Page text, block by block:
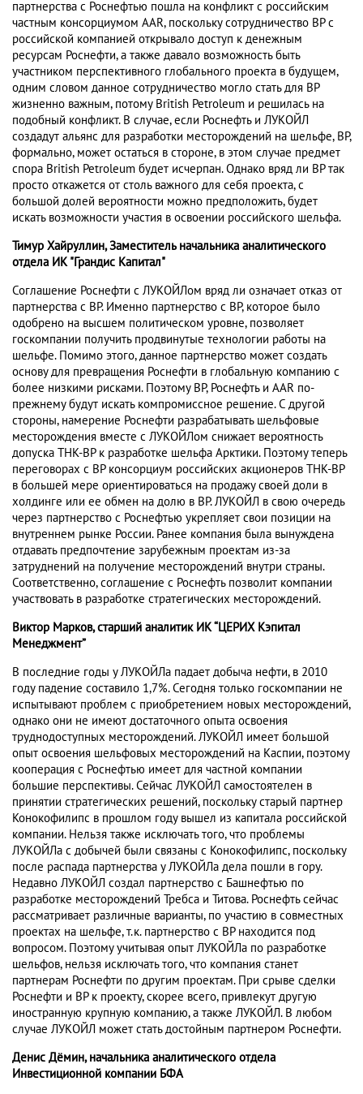
партнерства с Роснефтью пошла на конфликт с российским
частным консорциумом AAR, поскольку сотрудничество BP с
российской компанией открывало доступ к денежным
ресурсам Роснефти, а также давало возможность быть
участником перспективного глобального проекта в будущем,
одним словом данное сотрудничество могло стать для BP
жизненно важным, потому British Petroleum и решилась на
подобный конфликт. В случае, если Роснефть и ЛУКОЙЛ
создадут альянс для разработки месторождений на шельфе, BP,
формально, может остаться в стороне, в этом случае предмет
спора British Petroleum будет исчерпан. Однако вряд ли BP так
просто откажется от столь важного для себя проекта, с
большой долей вероятности можно предположить, будет
искать возможности участия в освоении российского шельфа.
Тимур Хайруллин, Заместитель начальника аналитического
отдела ИК "Грандис Капитал"
Соглашение Роснефти с ЛУКОЙЛом вряд ли означает отказ от
партнерства с BP. Именно партнерство с BP, которое было
одобрено на высшем политическом уровне, позволяет
госкомпании получить продвинутые технологии работы на
шельфе. Помимо этого, данное партнерство может создать
основу для превращения Роснефти в глобальную компанию с
более низкими рисками. Поэтому BP, Роснефть и AAR по-
прежнему будут искать компромиссное решение. С другой
стороны, намерение Роснефти разрабатывать шельфовые
месторождения вместе с ЛУКОЙЛом снижает вероятность
допуска ТНК-BP к разработке шельфа Арктики. Поэтому теперь
переговорах с BP консорциум российских акционеров ТНК-BP
в большей мере ориентироваться на продажу своей доли в
холдинге или ее обмен на долю в BP. ЛУКОЙЛ в свою очередь
через партнерство с Роснефтью укрепляет свои позиции на
внутреннем рынке России. Ранее компания была вынуждена
отдавать предпочтение зарубежным проектам из-за
затруднений на получение месторождений внутри страны.
Соответственно, соглашение с Роснефть позволит компании
участвовать в разработке стратегических месторождений.
Виктор Марков, старший аналитик ИК “ЦЕРИХ Кэпитал
Менеджмент”
В последние годы у ЛУКОЙЛа падает добыча нефти, в 2010
году падение составило 1,7%. Сегодня только госкомпании не
испытывают проблем с приобретением новых месторождений,
однако они не имеют достаточного опыта освоения
труднодоступных месторождений. ЛУКОЙЛ имеет большой
опыт освоения шельфовых месторождений на Каспии, поэтому
кооперация с Роснефтью имеет для частной компании
большие перспективы. Сейчас ЛУКОЙЛ самостоятелен в
принятии стратегических решений, поскольку старый партнер
Конокофилипс в прошлом году вышел из капитала российской
компании. Нельзя также исключать того, что проблемы
ЛУКОЙЛа с добычей были связаны с Конокофилипс, поскольку
после распада партнерства у ЛУКОЙЛа дела пошли в гору.
Недавно ЛУКОЙЛ создал партнерство с Башнефтью по
разработке месторождений Требса и Титова. Роснефть сейчас
рассматривает различные варианты, по участию в совместных
проектах на шельфе, т.к. партнерство с ВР находится под
вопросом. Поэтому учитывая опыт ЛУКОЙЛа по разработке
шельфов, нельзя исключать того, что компания станет
партнерам Роснефти по другим проектам. При срыве сделки
Роснефти и ВР к проекту, скорее всего, привлекут другую
иностранную крупную компанию, а также ЛУКОЙЛ. В любом
случае ЛУКОЙЛ может стать достойным партнером Роснефти.
Денис Дёмин, начальника аналитического отдела
Инвестиционной компании БФА